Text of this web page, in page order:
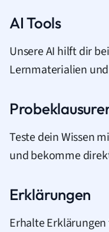
AI Tools
Unsere AI hilft dir
Lernmaterialien
Teste dein Wissen
und bekomme
Erklärungen
Erhalte